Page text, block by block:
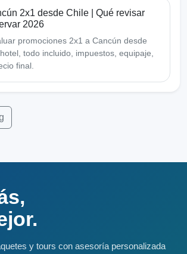
2x1 desde Chile | Qué revisar
2026
promociones 2x1 a Cancún desde
todo incluido, impuestos, equipaje,
final.
y tours con asesoría personalizada